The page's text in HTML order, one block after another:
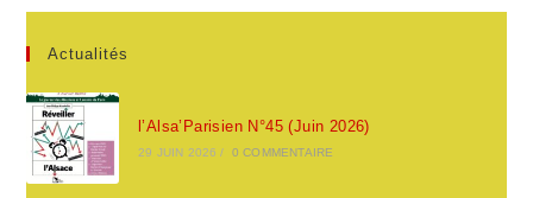
Actualités
l’Alsa’Parisien N°45 (Juin 2026)
29 JUIN 2026 / 0 COMMENTAIRE